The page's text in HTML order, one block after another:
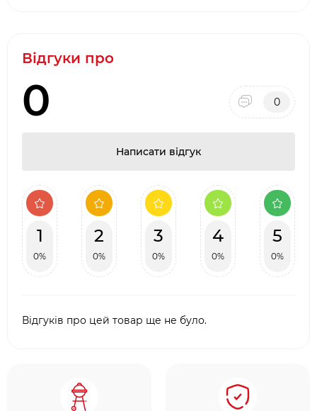
Відгуки про
0 0
Написати відгук
1
0%
2
0%
3
0%
4
0%
5
0%
Відгуків про цей товар ще не було.